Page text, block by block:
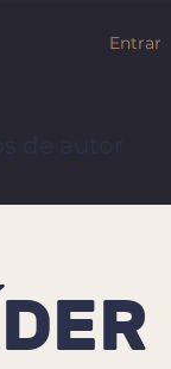
Entrar
de autor